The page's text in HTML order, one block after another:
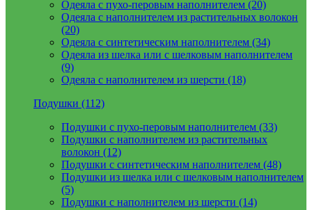
Одеяла с пухо-перовым наполнителем (20)
Одеяла с наполнителем из растительных волокон
(20)
Одеяла с синтетическим наполнителем (34)
Одеяла из шелка или с шелковым наполнителем
(9)
Одеяла с наполнителем из шерсти (18)
Подушки (112)
Подушки с пухо-перовым наполнителем (33)
Подушки с наполнителем из растительных
волокон (12)
Подушки с синтетическим наполнителем (48)
Подушки из шелка или с шелковым наполнителем
(5)
Подушки с наполнителем из шерсти (14)